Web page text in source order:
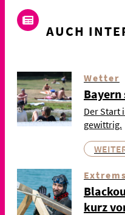
AUCH
Wetter
Der Start
gewittrig.
kurz